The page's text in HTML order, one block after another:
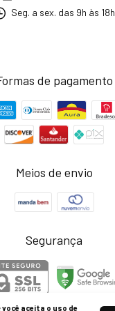
você aceita o uso de
Seg. a sex. das 9h às 18h
de pagamento
Meios de envio
Segurança